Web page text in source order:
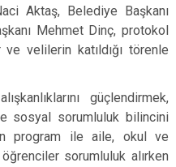
Aktaş, Belediye Başkanı
Mehmet Dinç, protokol
velilerin katıldığı törenle
güçlendirmek,
sosyal sorumluluk bilincini
program ile aile, okul ve
sorumluluk alırken